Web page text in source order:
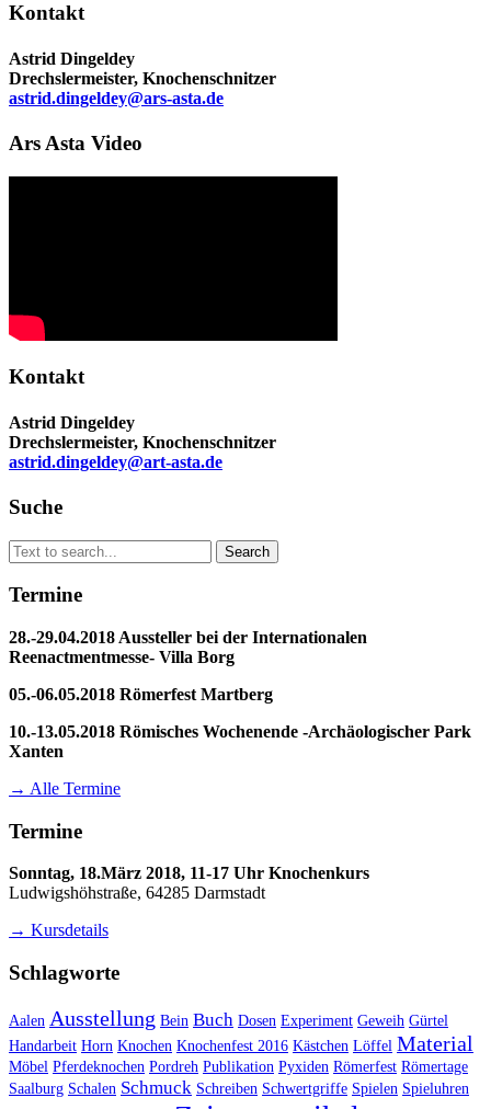
Kontakt
Astrid Dingeldey
Drechslermeister, Knochenschnitzer
astrid.dingeldey@ars-asta.de
Ars Asta Video
Kontakt
Astrid Dingeldey
Drechslermeister, Knochenschnitzer
astrid.dingeldey@art-asta.de
Suche
Search
for:
Search
Termine
28.-29.04.2018 Aussteller bei der Internationalen
Reenactmentmesse- Villa Borg
05.-06.05.2018 Römerfest Martberg
10.-13.05.2018 Römisches Wochenende -Archäologischer Park
Xanten
→ Alle Termine
Termine
Sonntag, 18.März 2018, 11-17 Uhr Knochenkurs
Ludwigshöhstraße, 64285 Darmstadt
→ Kursdetails
Schlagworte
Aalen Ausstellung Bein Buch Dosen Experiment Geweih Gürtel
Handarbeit Horn Knochen Knochenfest 2016 Kästchen Löffel Material
Möbel Pferdeknochen Pordreh Publikation Pyxiden Römerfest Römertage
Saalburg Schalen Schmuck Schreiben Schwertgriffe Spielen Spieluhren